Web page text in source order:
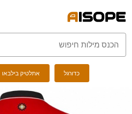
כדורגל אתלטיק בילבאו